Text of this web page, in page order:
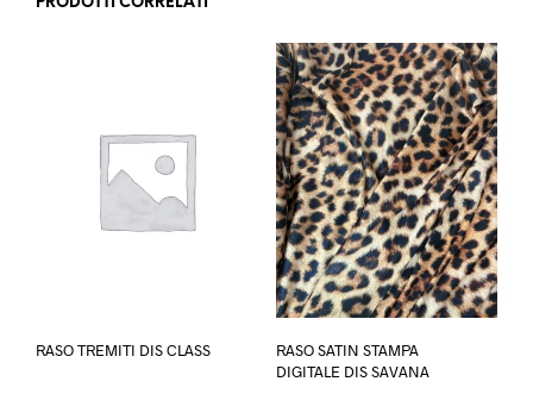
PRODOTTI CORRELATI
RASO TREMITI DIS CLASS
prodotto
RASO SATIN STAMPA
DIGITALE DIS SAVANA